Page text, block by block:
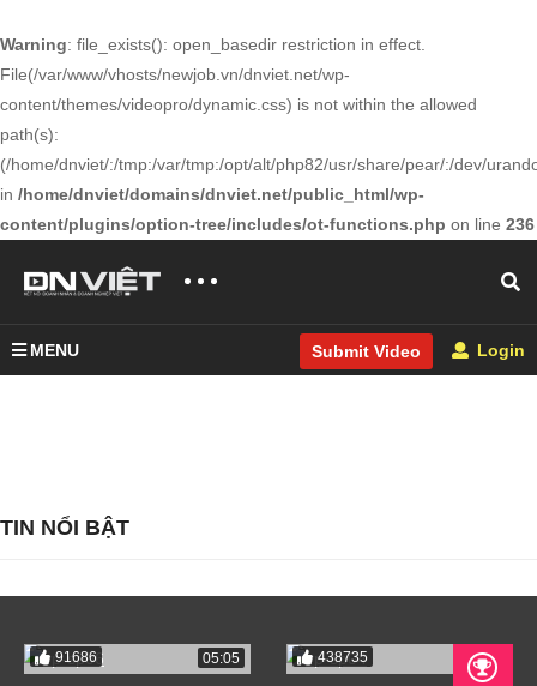
Warning: file_exists(): open_basedir restriction in effect.
File(/var/www/vhosts/newjob.vn/dnviet.net/wp-
content/themes/videopro/dynamic.css) is not within the allowed
path(s):
(/home/dnviet/:/tmp:/var/tmp:/opt/alt/php82/usr/share/pear/:/dev/
in /home/dnviet/domains/dnviet.net/public_html/wp-
content/plugins/option-tree/includes/ot-functions.php on line 236
MENU Submit Video Login
TIN NỔI BẬT
91686 05:05 438735 05:05